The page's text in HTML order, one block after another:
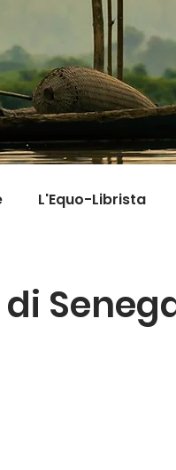
L'Equo-Librista
Tarta